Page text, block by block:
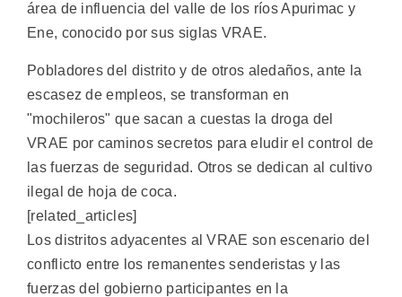
área de influencia del valle de los ríos Apurimac y
Ene, conocido por sus siglas VRAE.
Pobladores del distrito y de otros aledaños, ante la
escasez de empleos, se transforman en
"mochileros" que sacan a cuestas la droga del
VRAE por caminos secretos para eludir el control de
las fuerzas de seguridad. Otros se dedican al cultivo
ilegal de hoja de coca.
[related_articles]
Los distritos adyacentes al VRAE son escenario del
conflicto entre los remanentes senderistas y las
fuerzas del gobierno participantes en la